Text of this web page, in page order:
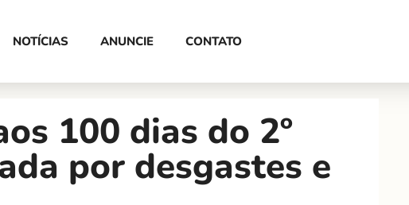
NOTÍCIAS ANUNCIE CONTATO
100 dias do 2º
por desgastes e